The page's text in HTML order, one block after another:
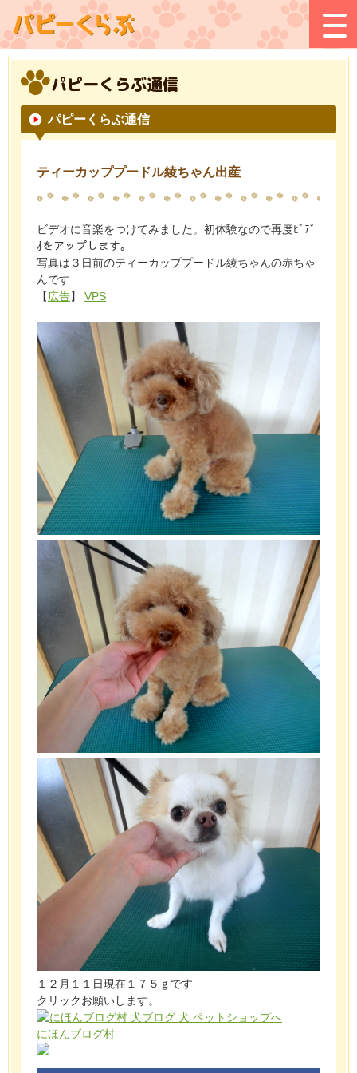
パピーくらぶ通信
パピーくらぶ通信
ティーカッププードル綾ちゃん出産
ビデオに音楽をつけてみました。初体験なので再度ﾋﾞﾃﾞ
ｵをアップします。
写真は３日前のティーカッププードル綾ちゃんの赤ちゃ
んです
【広告】 VPS
１２月１１日現在１７５ｇです
クリックお願いします。
にほんブログ村